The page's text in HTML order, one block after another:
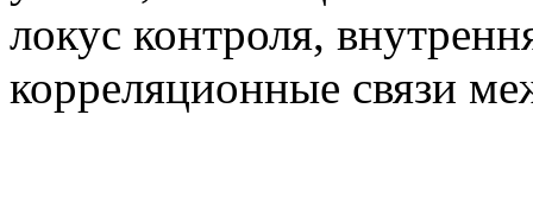
локус контроля,
корреляционные связи